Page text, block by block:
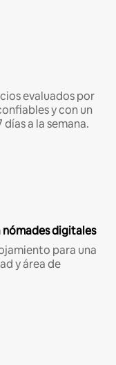
evaluados por
y con un
a la semana.
nómades digitales
para una
y área de